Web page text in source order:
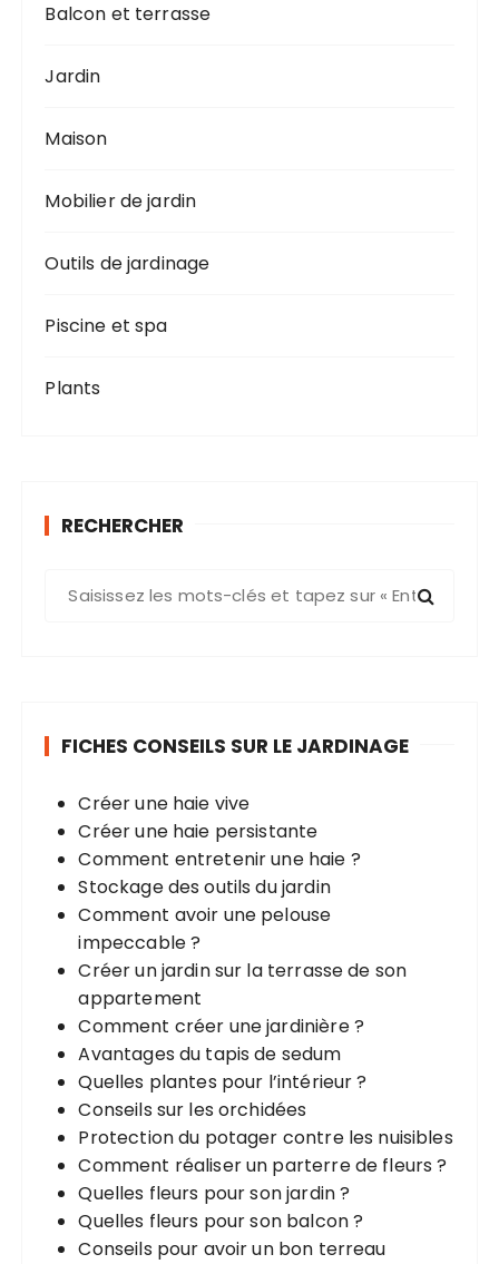
Balcon et terrasse
Jardin
Maison
Mobilier de jardin
Outils de jardinage
Piscine et spa
Plants
RECHERCHER
FICHES CONSEILS SUR LE JARDINAGE
Créer une haie vive
Créer une haie persistante
Comment entretenir une haie ?
Stockage des outils du jardin
Comment avoir une pelouse
impeccable ?
Créer un jardin sur la terrasse de son
appartement
Comment créer une jardinière ?
Avantages du tapis de sedum
Quelles plantes pour l’intérieur ?
Conseils sur les orchidées
Protection du potager contre les nuisibles
Comment réaliser un parterre de fleurs ?
Quelles fleurs pour son jardin ?
Quelles fleurs pour son balcon ?
Conseils pour avoir un bon terreau